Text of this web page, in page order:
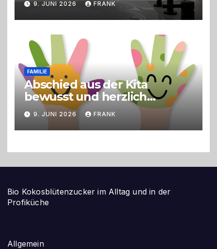
9. JUNI 2026 FRANK
FAMILIE
Abschied aus der Kita
bewusst und herzlich
gestalten
9. JUNI 2026 FRANK
Bio Kokosblütenzucker im Alltag und in der
Profiküche
Allgemein